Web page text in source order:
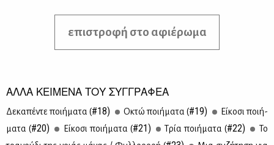
επιστροφή στο αφιέρωμα
ΑΛΛΑ ΚΕΙΜΕΝΑ ΤΟΥ ΣΥΓΓΡΑΦΕΑ
Δε­κα­πέ­ντε ποι­ή­μα­τα (#18) Οκτώ ποι­ή­μα­τα (#19)
Εί­κο­σι ποι­ή­
μα­τα (#20) Εί­κο­σι ποι­ή­μα­τα (#21) Τρία ποι­ή­μα­τα (#22)
Το